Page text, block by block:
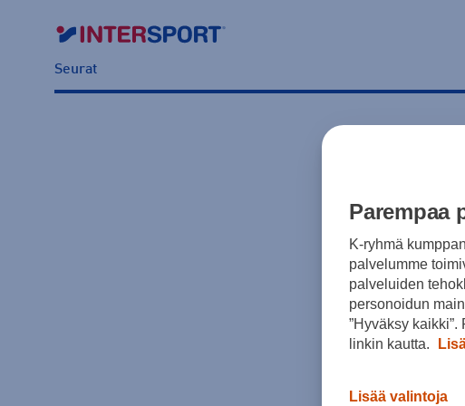
Seurat
Parempaa
K-ryhmä
palvelumme
palveluiden
personoidun
”Hyväksy
linkin kautta.
Lisää valintoja